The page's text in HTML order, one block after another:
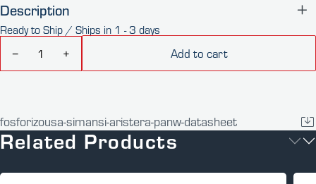
Description
Ready to Ship / Ships in 1 - 3 days
−
+ Add to cart
fosforizousa-simansi-aristera-panw-datasheet
Related Products